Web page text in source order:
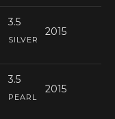
3.5
2015
SILVER
3.5
2015
PEARL